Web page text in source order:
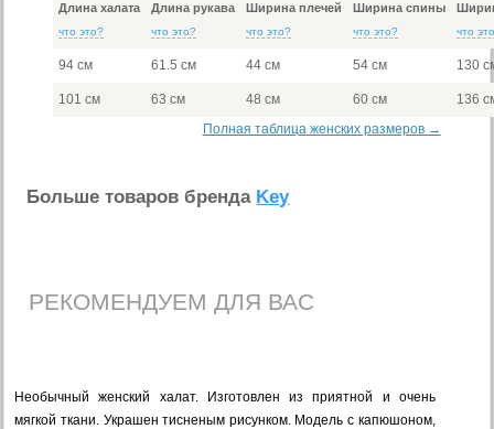
Длина халата
что это?
Длина рукава
что это?
Ширина плечей
что это?
Ширина спины
что это? что
94 см 61.5 см 44 см 54 см 130
101 см 63 см 48 см 60 см
136
Полная таблица женских размеров →
Больше товаров бренда Key
РЕКОМЕНДУЕМ ДЛЯ ВАС
Необычный женский халат. Изготовлен из приятной и очень
мягкой ткани. Украшен тисненым рисунком. Модель с капюшоном,